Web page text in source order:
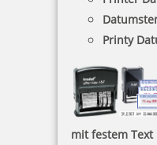
Printy
mit festem Text
Reiner